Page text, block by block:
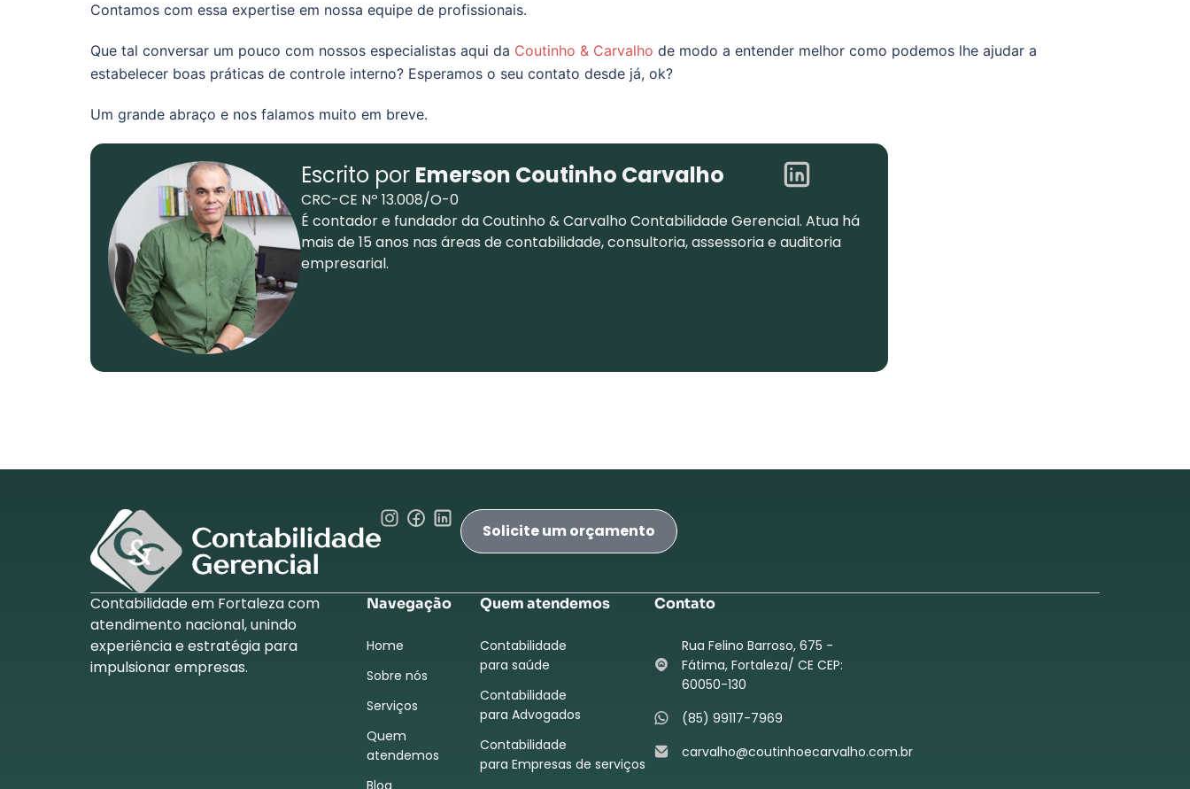
Contamos com essa expertise em nossa equipe de profissionais.
Que tal conversar um pouco com nossos especialistas aqui da Coutinho & Carvalho de modo a entender melhor como podemos lhe ajudar a
estabelecer boas práticas de controle interno? Esperamos o seu contato desde já, ok?
Um grande abraço e nos falamos muito em breve.
Escrito por Emerson Coutinho Carvalho
CRC-CE Nº 13.008/O-0
É contador e fundador da Coutinho & Carvalho Contabilidade Gerencial. Atua há
mais de 15 anos nas áreas de contabilidade, consultoria, assessoria e auditoria
empresarial.
Solicite um orçamento
Contabilidade em Fortaleza com
atendimento nacional, unindo
experiência e estratégia para
impulsionar empresas.
Navegação
Home
Sobre nós
Serviços
Quem
atendemos
Blog
Quem atendemos
Contabilidade
para saúde
Contabilidade
para Advogados
Contabilidade
para Empresas de serviços
Contato
Rua Felino Barroso, 675 -
Fátima, Fortaleza/ CE CEP:
60050-130
(85) 99117-7969
carvalho@coutinhoecarvalho.com.br